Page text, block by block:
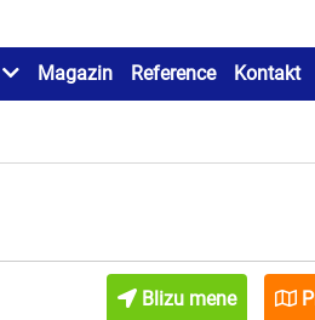
Magazin Reference Kontakt
Blizu mene